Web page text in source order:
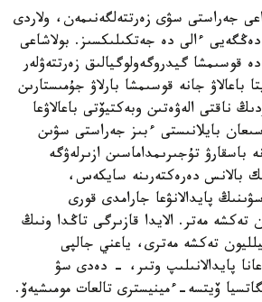
جەراستى سۋى زەرتتەلگەنىمەن، ولاردى
ءالى دە جەتكىلىكسىز. بولاشاعى
قوسىمشا گيدروگەولوگيالىق زەرتتەۋلەر
باعالاۋ جانە قوسىمشا بارلاۋ جۇمىستارىن
ناقتى الەۋەتىن وبەكتيۆتى باعالاۋعا
بايلانىستى ءبىز جەراستى سۋىن
باسقارۋ تۇجىرىمداماسىن ازىرلەۋگە
بالانس دەرەكتەرىنە سايكەس،
پايدالانۋعا جارامدى قورى
43,2 ميلليون تەكشە مەتر. الايدا قازىرگى تاڭدا ونىڭ
شامامەن 1,5 ميلليون تەكشە مەترى، ياعني جالپى
پايىزى عانا پايدالانىلىپ وتىر، - دەدى سۋ
ۆيتسە-ءمينيسترى تالعات مومىشيەۆ.